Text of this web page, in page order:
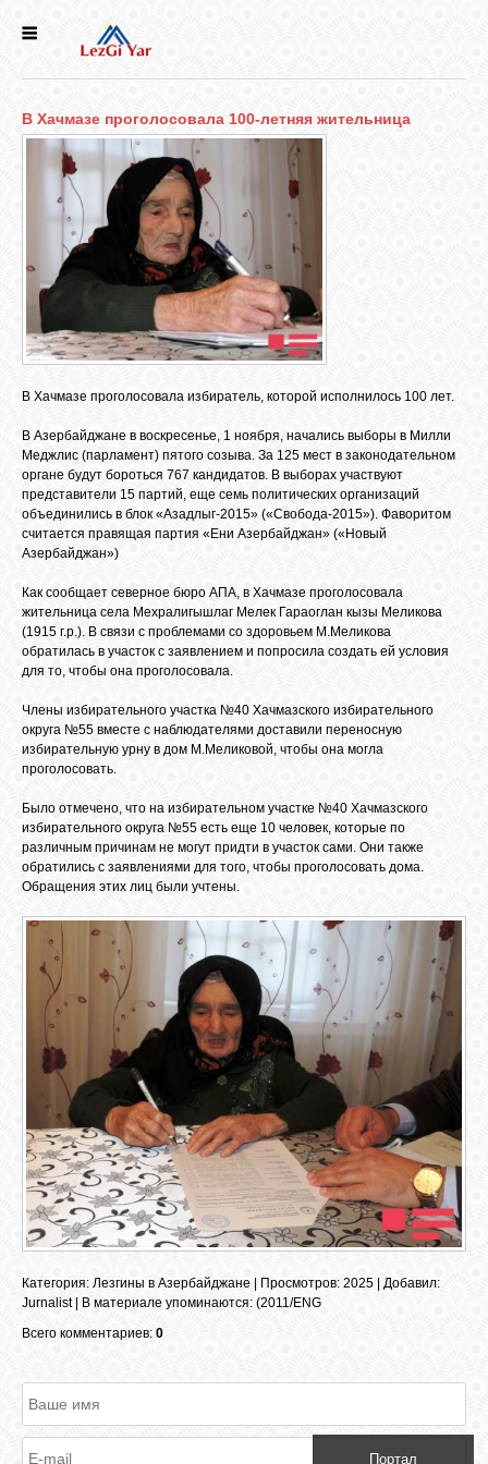
СЕЛА
ИСТОРИЯ
КУЛЬТУРА
ГОЛОС
ЛЕЗГИН
БИБЛИОТЕКА
ФОРУМ
ГОСТЕВАЯ
ФОТО
ВИДЕО
САЙТЫ
ОБЪЯВЛЕНИЯ
ВОПРОСЫ /
ОТВЕТЫ
КОНТАКТЫ
В Хачмазе проголосовала 100-летняя жительница
В Хачмазе проголосовала избиратель, которой исполнилось 100 лет.
В Азербайджане в воскресенье, 1 ноября, начались выборы в Милли
Меджлис (парламент) пятого созыва. За 125 мест в законодательном
органе будут бороться 767 кандидатов. В выборах участвуют
представители 15 партий, еще семь политических организаций
объединились в блок «Азадлыг-2015» («Свобода-2015»). Фаворитом
считается правящая партия «Ени Азербайджан» («Новый
Азербайджан»)
Как сообщает северное бюро АПА, в Хачмазе проголосовала
жительница села Мехралигышлаг Мелек Гараоглан кызы Меликова
(1915 г.р.). В связи с проблемами со здоровьем М.Меликова
обратилась в участок с заявлением и попросила создать ей условия
для то, чтобы она проголосовала.
Члены избирательного участка №40 Хачмазского избирательного
округа №55 вместе с наблюдателями доставили переносную
избирательную урну в дом М.Меликовой, чтобы она могла
проголосовать.
Было отмечено, что на избирательном участке №40 Хачмазского
избирательного округа №55 есть еще 10 человек, которые по
различным причинам не могут придти в участок сами. Они также
обратились с заявлениями для того, чтобы проголосовать дома.
Обращения этих лиц были учтены.
Категория: Лезгины в Азербайджане Просмотров: 2025 | Добавил:
Jurnalist| В материале упоминаются: (2011/ENG
Всего комментариев: 0
Портал